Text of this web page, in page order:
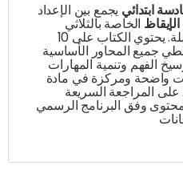
ابتدائي يجمع بين الإعداد
الإيقاظ الخاصة بالثلاثي
الثالث بطريقة مبسطة وشاملة. يحتوي الكتاب على 10
جميع المحاور الأساسية
الفهم وتنمية المهارات
واضحة ومركزة في مادة
على المراجعة السريعة
وفق البرنامج الرسمي